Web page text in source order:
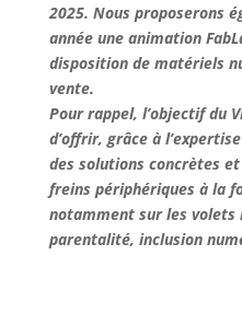
2025. Nous proposerons
année une animation
disposition de matériels
vente.
Pour rappel, l’objectif du
d’offrir, grâce à
des solutions concrètes
freins périphériques à la
notamment sur les
parentalité, inclusion